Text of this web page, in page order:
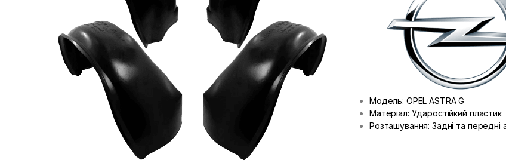
Модель: OPEL ASTRA G
Матеріал: Ударостійкий пластик
Розташування: Задні та передні